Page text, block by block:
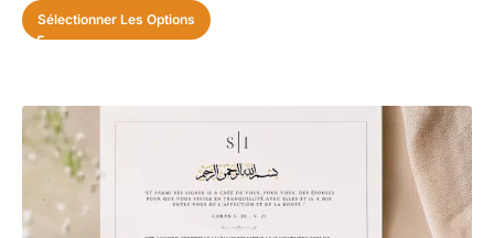
Sélectionner Les Options